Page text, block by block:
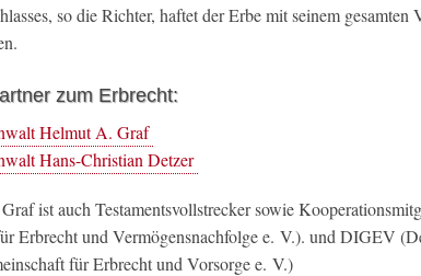
so die Richter, haftet der Erbe mit seinem gesamten
zum Erbrecht:
Helmut A. Graf
Hans-Christian Detzer
ist auch Testamentsvollstrecker sowie
Erbrecht und Vermögensnachfolge e. V.). und DIGEV
für Erbrecht und Vorsorge e. V.)